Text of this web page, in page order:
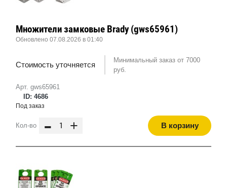
Арт. gws65961
ID: 4686
Множители замковые Brady (gws65961)
Обновлено 07.08.2026 в 01:40
Стоимость уточняется
Минимальный заказ от 7000
руб.
Под заказ
Кол-во - + В корзину